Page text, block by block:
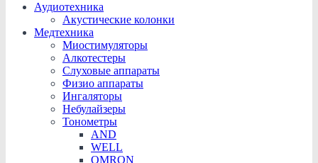
Аудиотехника
Акустические колонки
Медтехника
Миостимуляторы
Алкотестеры
Слуховые аппараты
Физио аппараты
Ингаляторы
Небулайзеры
Тонометры
AND
WELL
OMRON